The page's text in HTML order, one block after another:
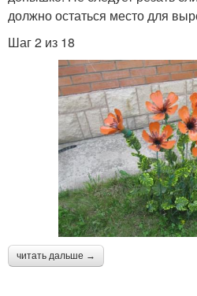
должно остаться место для
Шаг 2 из 18
читать дальше →